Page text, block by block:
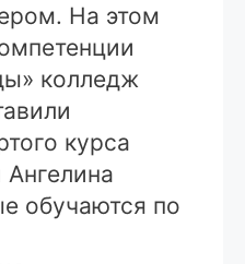
На этом
колледж
курса
обучаются по